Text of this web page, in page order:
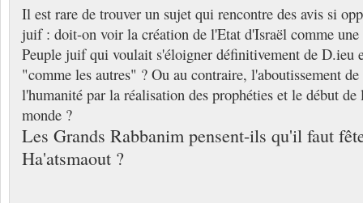
Il est rare de trouver un sujet qui rencontre des avis si
juif : doit-on voir la création de l'Etat d'Israël comme une
Peuple juif qui voulait s'éloigner définitivement de D.ieu
"comme les autres" ? Ou au contraire, l'aboutissement
l'humanité par la réalisation des prophéties et le début
monde ?
Les Grands Rabbanim pensent-ils qu'il faut
Ha'atsmaout ?